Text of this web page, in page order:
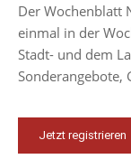
Der Wochenblatt
einmal in der
Stadt- und dem
Sonderangebote,
Jetzt registrieren